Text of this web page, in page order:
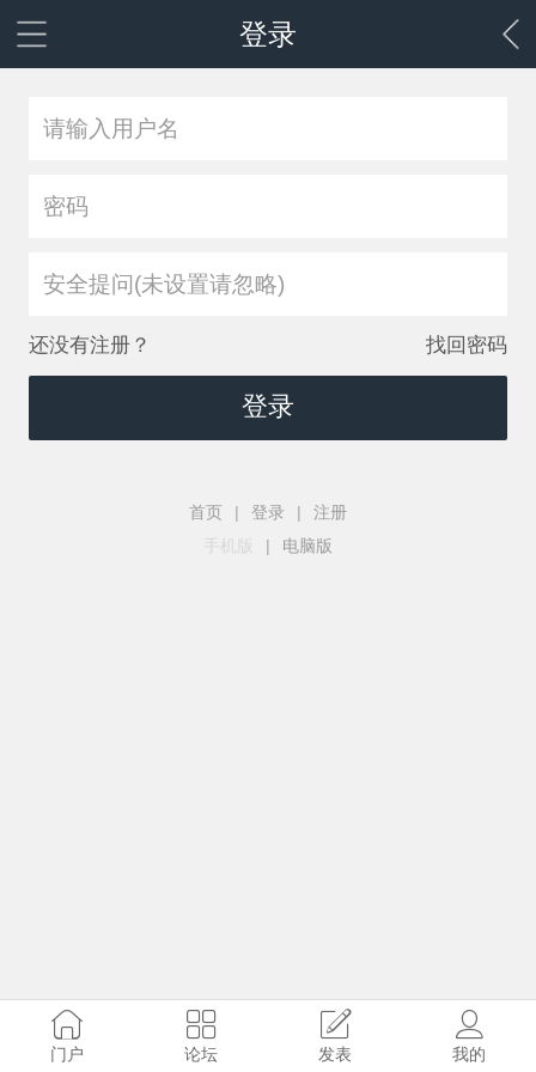
登录
安全提问(未设置请忽略)
还没有注册？ 找回密码
登录
首页 | 登录 |
注册
手机版
| 电脑版
门户 论坛 发表 我的